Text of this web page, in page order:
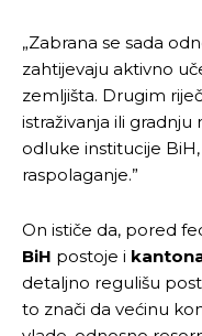
„Zabrana se sada
zahtijevaju aktivno
zemljišta. Drugim
istraživanja ili
odluke institucije
raspolaganje.”
On ističe da, pored
BiH postoje i
detaljno regulišu
to znači da većinu